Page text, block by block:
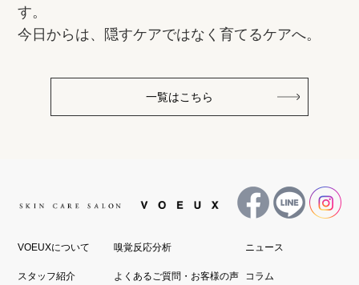
す。
今日からは、隠すケアではなく育てるケアへ。
一覧はこちら
VOEUXについて
スタッフ紹介
嗅覚反応分析
よくあるご質問・お客様の声
ニュース
コラム